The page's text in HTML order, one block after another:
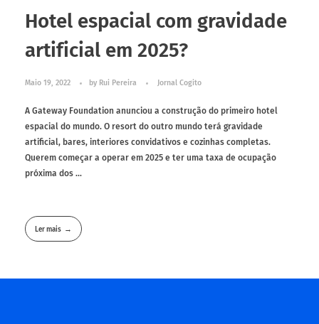
Hotel espacial com gravidade
artificial em 2025?
Maio 19, 2022 by Rui Pereira Jornal Cogito
A Gateway Foundation anunciou a construção do primeiro hotel
espacial do mundo. O resort do outro mundo terá gravidade
artificial, bares, interiores convidativos e cozinhas completas.
Querem começar a operar em 2025 e ter uma taxa de ocupação
próxima dos ...
Ler mais